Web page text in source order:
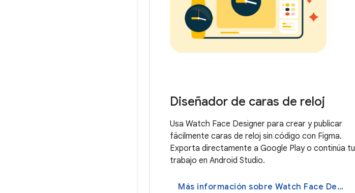
Diseñador de caras de reloj
Usa Watch Face Designer para crear y publicar
fácilmente caras de reloj sin código con Figma.
Exporta directamente a Google Play o continúa tu
trabajo en Android Studio.
Más información sobre Watch Face Designer